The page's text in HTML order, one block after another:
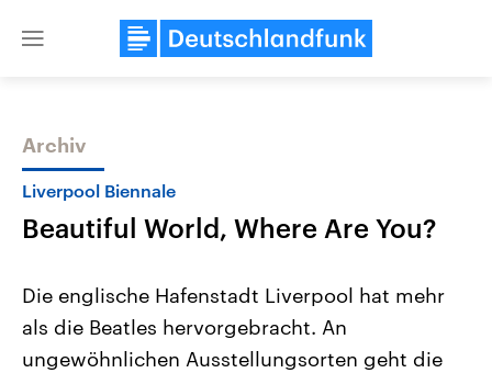
Close
Themen
Archiv
Liverpool Biennale
Beautiful World, Where Are You?
Die englische Hafenstadt Liverpool hat mehr
als die Beatles hervorgebracht. An
ungewöhnlichen Ausstellungsorten geht die